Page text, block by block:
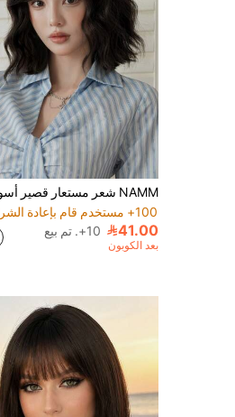
100+ مستخدم قام بإعادة الشراء
41.00 10+. تم بيع
بعد الكوبون